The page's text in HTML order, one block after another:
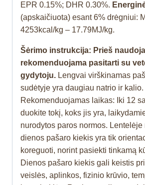
EPR 0.15%; DHR 0.30%.
(apskaičiuota) esant 6% drėgniui:
4253kcal/kg – 17.79MJ/kg.
Šėrimo instrukcija: Prieš
rekomenduojama pasitarti su
gydytoju. Lengvai virškinamas
sudėtyje yra daugiau natrio ir kalio.
Rekomenduojamas laikas: Iki 12
duokite tokį, koks jis yra,
nurodytos paros normos. Lentelėje
dienos pašaro kiekis yra tik
koreguoti, norint pasiekti tinkamą
Dienos pašaro kiekis gali keistis
veislės, aplinkos, fizinio krūvio,